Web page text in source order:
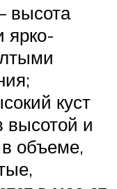
высота
ярко-
куст
высотой и
объеме,